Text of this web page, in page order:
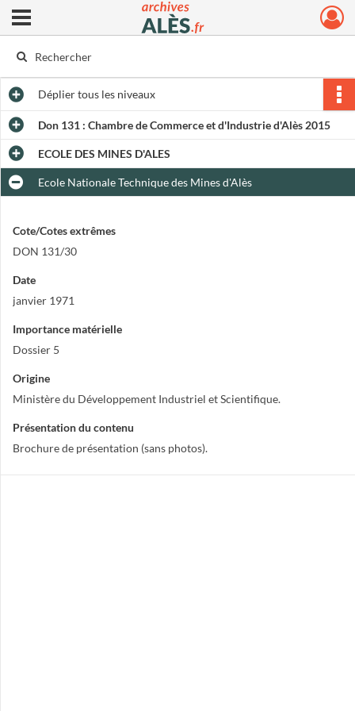
Archives municipales d'Alès
Ouvrir le menu déroulant
Dépliertous les niveaux
Don 131 : Chambre de Commerce et d'Industrie d'Alès 2015
ECOLE DES MINES D'ALES
Ecole Nationale Technique des Mines d'Alès
Cote/Cotes extrêmes
DON 131/30
Date
janvier 1971
Importance matérielle
Dossier 5
Origine
Ministère du Développement Industriel et Scientifique.
Présentation du contenu
Brochure de présentation (sans photos).